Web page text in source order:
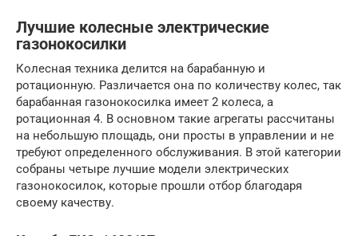
Лучшие колесные электрические
газонокосилки
Колесная техника делится на барабанную и
ротационную. Различается она по количеству колес, так
барабанная газонокосилка имеет 2 колеса, а
ротационная 4. В основном такие агрегаты рассчитаны
на небольшую площадь, они просты в управлении и не
требуют определенного обслуживания. В этой категории
собраны четыре лучшие модели электрических
газонокосилок, которые прошли отбор благодаря
своему качеству.